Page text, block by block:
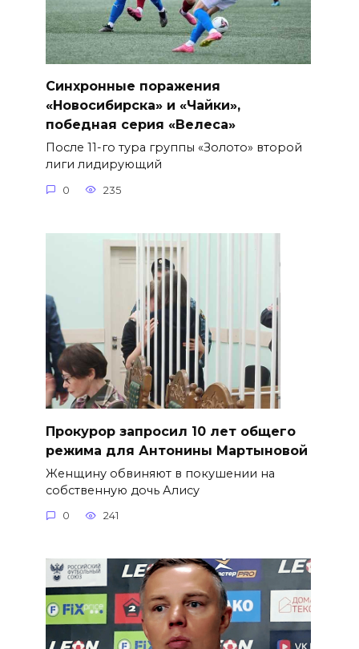
Синхронные поражения
«Новосибирска» и «Чайки»,
победная серия «Велеса»
После 11-го тура группы «Золото» второй
лиги лидирующий
0 235
​Прокурор запросил 10 лет общего
режима для Антонины Мартыновой
Женщину обвиняют в покушении на
собственную дочь Алису
0 241